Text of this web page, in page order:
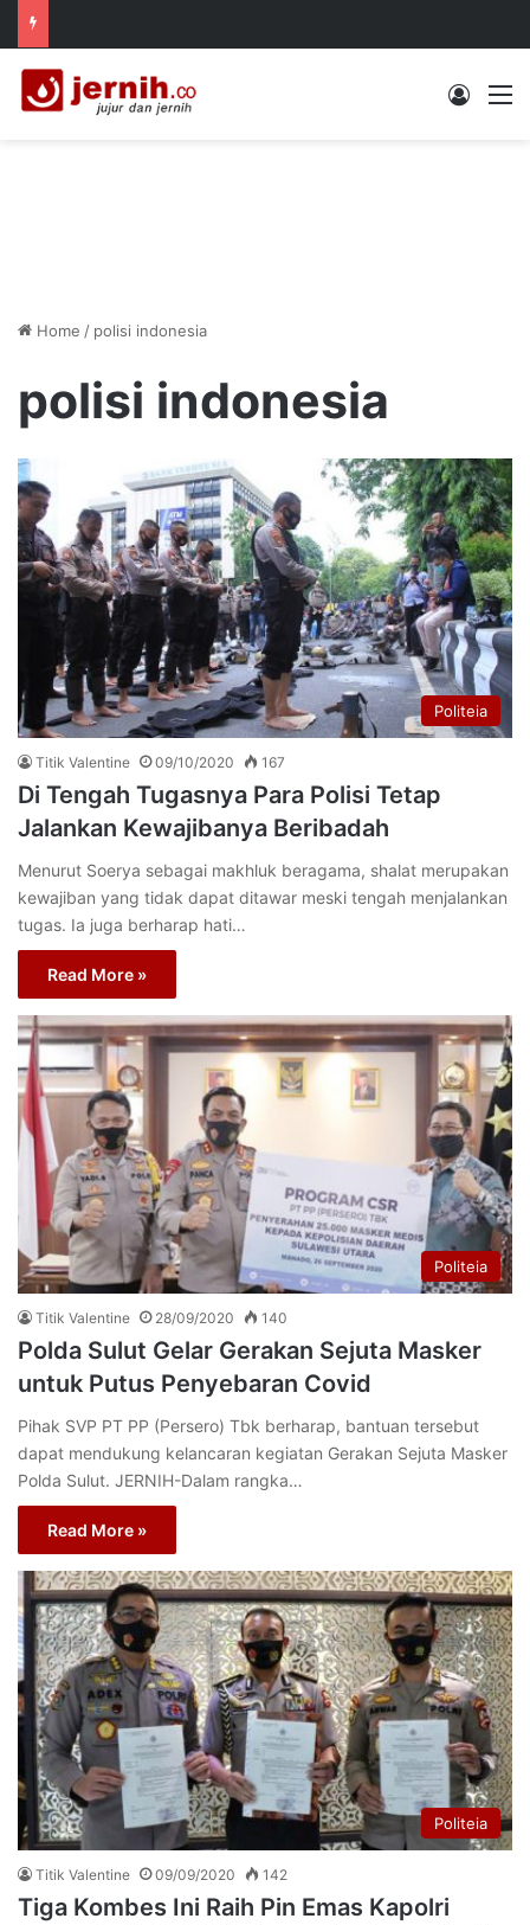
Log In
Home / polisi indonesia
polisi indonesia
Politeia
Titik Valentine 09/10/2020 167
Di Tengah Tugasnya Para Polisi Tetap
Jalankan Kewajibanya Beribadah
Menurut Soerya sebagai makhluk beragama, shalat merupakan
kewajiban yang tidak dapat ditawar meski tengah menjalankan
tugas. Ia juga berharap hati…
Read More »
Politeia
Titik Valentine 28/09/2020 140
Polda Sulut Gelar Gerakan Sejuta Masker
untuk Putus Penyebaran Covid
Pihak SVP PT PP (Persero) Tbk berharap, bantuan tersebut
dapat mendukung kelancaran kegiatan Gerakan Sejuta Masker
Polda Sulut. JERNIH-Dalam rangka…
Read More »
Politeia
Titik Valentine 09/09/2020 142
Tiga Kombes Ini Raih Pin Emas Kapolri